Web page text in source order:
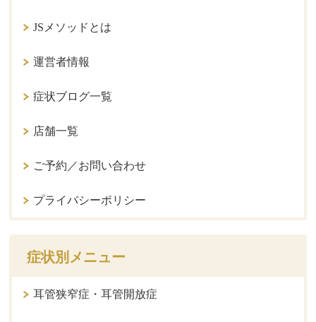
JSメソッドとは
運営者情報
症状ブログ一覧
店舗一覧
ご予約／お問い合わせ
プライバシーポリシー
症状別メニュー
耳管狭窄症・耳管開放症